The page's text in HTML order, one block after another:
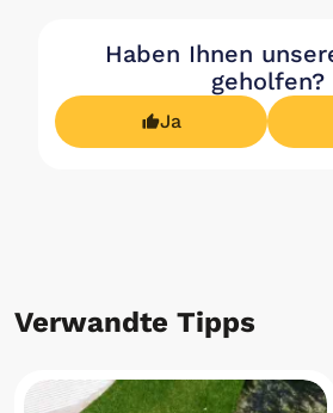
Haben Ihnen
geholfen?
Ja
Verwandte Tipps